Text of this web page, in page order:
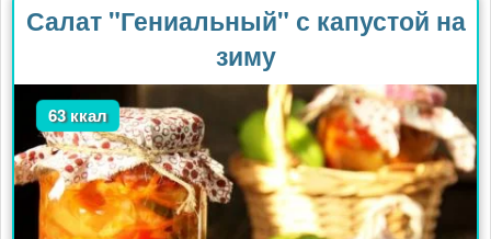
Салат "Гениальный" с капустой на
зиму
63 ккал